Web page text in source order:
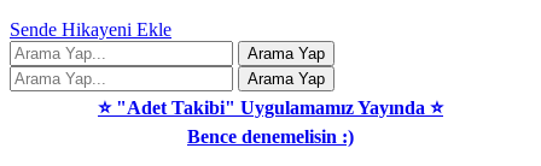
Sende Hikayeni Ekle
⭐ "Adet Takibi" Uygulamamız Yayında ⭐
Bence denemelisin :)